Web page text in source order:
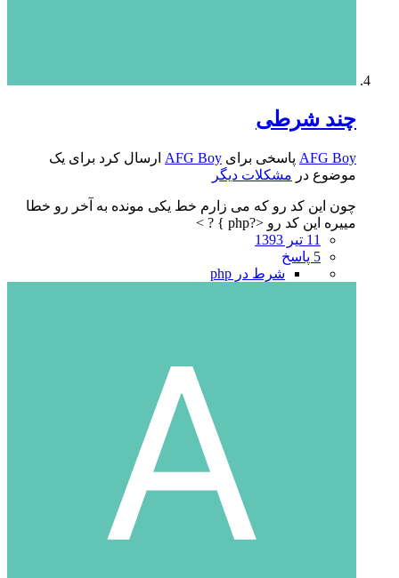
چند شرطی
AFG Boy پاسخی برای AFG Boy ارسال کرد برای یک
موضوع در مشکلات دیگر
چون این کد رو که می زارم خط یکی مونده به آخر رو خطا
مییره این کد رو <?php } ? >
11 تیر 1393
5 پاسخ
شرط در php